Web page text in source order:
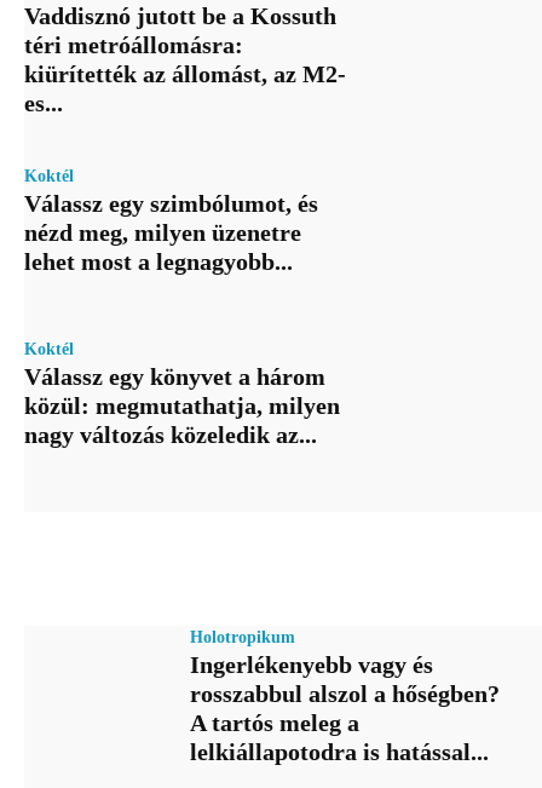
Vaddisznó jutott be a Kossuth
téri metróállomásra:
kiürítették az állomást, az M2-
es...
Koktél
Válassz egy szimbólumot, és
nézd meg, milyen üzenetre
lehet most a legnagyobb...
Koktél
Válassz egy könyvet a három
közül: megmutathatja, milyen
nagy változás közeledik az...
Holotropikum
Ingerlékenyebb vagy és
rosszabbul alszol a hőségben?
A tartós meleg a
lelkiállapotodra is hatással...